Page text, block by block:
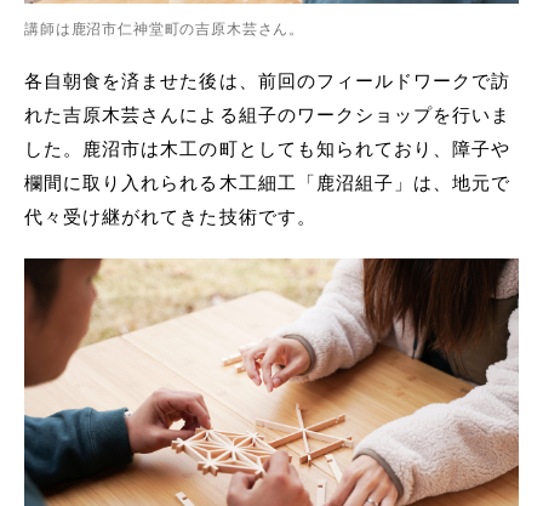
講師は鹿沼市仁神堂町の吉原木芸さん。
各自朝食を済ませた後は、前回のフィールドワークで訪
れた吉原木芸さんによる組子のワークショップを行いま
した。鹿沼市は木工の町としても知られており、障子や
欄間に取り入れられる木工細工「鹿沼組子」は、地元で
代々受け継がれてきた技術です。